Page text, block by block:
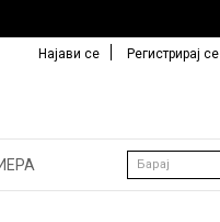
Најави се Регистрирај се
Барај